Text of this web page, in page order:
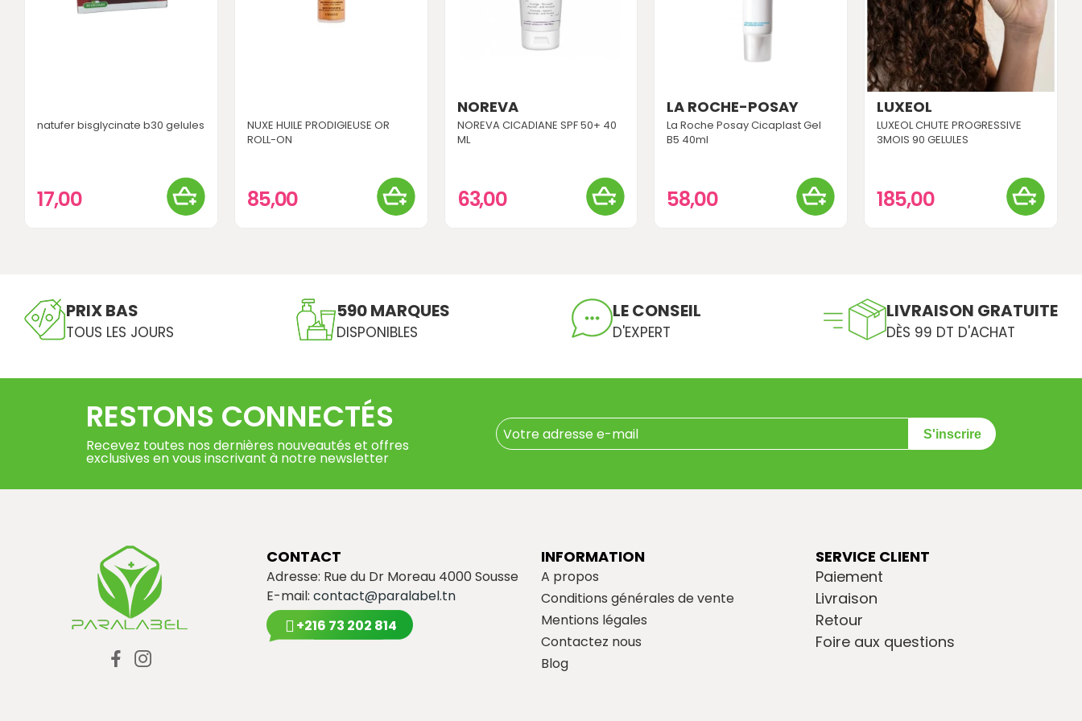
natufer bisglycinate b30 gelules
17,00
NUXE HUILE PRODIGIEUSE OR
ROLL-ON
85,00
NOREVA
NOREVA CICADIANE SPF 50+ 40
ML
63,00
LA ROCHE-POSAY
La Roche Posay Cicaplast Gel
B5 40ml
58,00
LUXEOL
LUXEOL CHUTE PROGRESSIVE
3MOIS 90 GELULES
185,00
PRIX BAS
TOUS LES JOURS
590 MARQUES
DISPONIBLES
LE CONSEIL
D'EXPERT
LIVRAISON GRATUITE
DÈS 99 DT D'ACHAT
RESTONS CONNECTÉS
Recevez toutes nos dernières nouveautés et offres
exclusives en vous inscrivant à notre newsletter
S'inscrire
CONTACT
Adresse: Rue du Dr Moreau 4000 Sousse
E-mail: contact@paralabel.tn
+216 73 202 814
INFORMATION
A propos
Conditions générales de vente
Mentions légales
Contactez nous
Blog
SERVICE CLIENT
Paiement
Livraison
Retour
Foire aux questions